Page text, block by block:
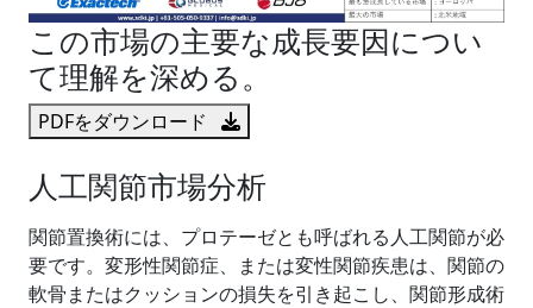
この市場の主要な成長要因につい
て理解を深める。
PDFをダウンロード
人工関節市場分析
関節置換術には、プロテーゼとも呼ばれる人工関節が必
要です。変形性関節症、または変性関節疾患は、関節の
軟骨またはクッションの損失を引き起こし、関節形成術